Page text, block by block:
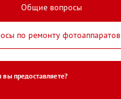
Общие вопросы
по ремонту фотоаппаратов
предоставляете?